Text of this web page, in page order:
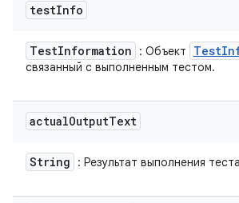
testInfo
TestInformation : Объект Test
связанный с выполненным тестом.
actualOutputText
String : Результат выполнения теста